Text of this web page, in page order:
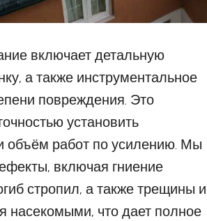
включает детальную
а также инструментальное
повреждения. Это
установить
объём работ по усилению. Мы
включая гниение
стропил, а также трещины и
насекомыми, что дает полное